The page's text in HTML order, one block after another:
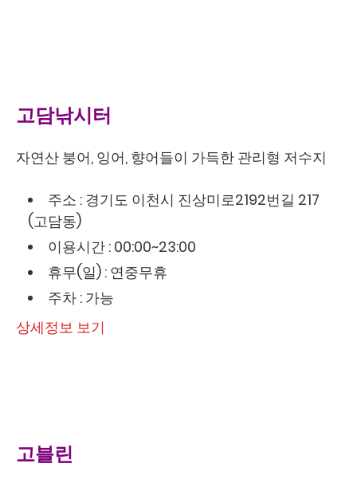
고담낚시터
자연산 붕어, 잉어, 향어들이 가득한 관리형 저수지
주소 : 경기도 이천시 진상미로2192번길 217
(고담동)
이용시간 : 00:00~23:00
휴무(일) : 연중무휴
주차 : 가능
상세정보 보기
고블린